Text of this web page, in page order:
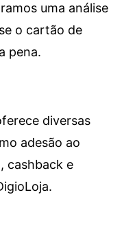
uma análise
o cartão de
pena.
diversas
adesão ao
cashback e